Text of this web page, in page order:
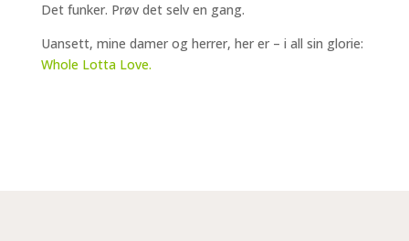
Det funker. Prøv det selv en gang.
Uansett, mine damer og herrer, her er – i all sin glorie:
Whole Lotta Love.